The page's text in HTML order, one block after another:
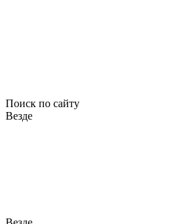
Поиск по сайту
Везде